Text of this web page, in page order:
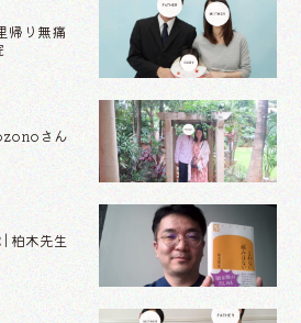
帰り無痛
さん
柏木先生